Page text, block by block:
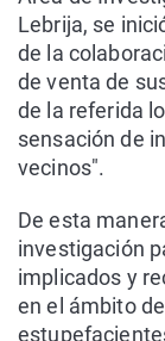
Lebrija, se
de la
de venta de
de la referida
sensación de
vecinos".
De esta
investigación
implicados y
en el ámbito